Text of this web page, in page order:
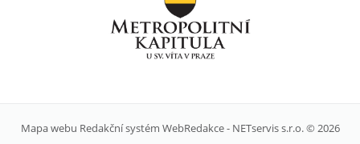
Mapa webu Redakční systém WebRedakce- NETservis s.r.o.© 2026